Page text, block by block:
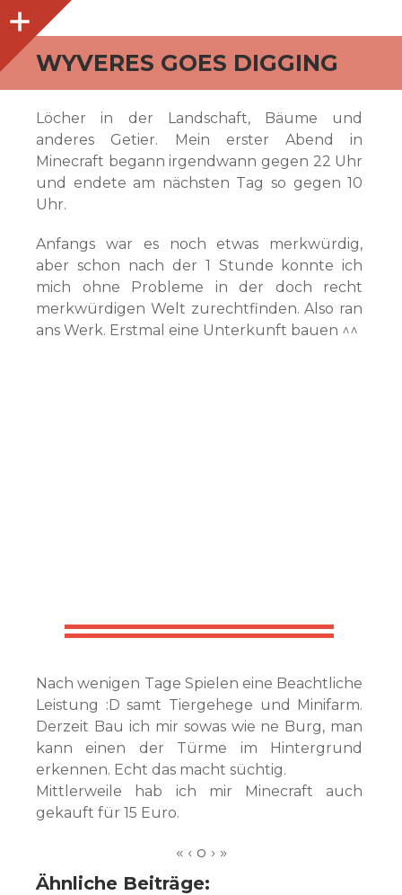
O
p
e
n
i
d
e
b
a
WYVERES GOES DIGGING
Löcher in der Landschaft, Bäume und
anderes Getier. Mein erster Abend in
Minecraft begann irgendwann gegen 22 Uhr
und endete am nächsten Tag so gegen 10
Uhr.
Anfangs war es noch etwas merkwürdig,
aber schon nach der 1 Stunde konnte ich
mich ohne Probleme in der doch recht
merkwürdigen Welt zurechtfinden. Also ran
ans Werk. Erstmal eine Unterkunft bauen ^^
Nach wenigen Tage Spielen eine Beachtliche
Leistung :D samt Tiergehege und Minifarm.
Derzeit Bau ich mir sowas wie ne Burg, man
kann einen der Türme im Hintergrund
erkennen. Echt das macht süchtig.
Mittlerweile hab ich mir Minecraft auch
gekauft für 15 Euro.
Ähnliche Beiträge: